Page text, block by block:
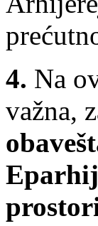
4. Na
važna,